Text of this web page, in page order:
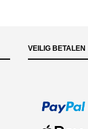
VEILIG BETALEN